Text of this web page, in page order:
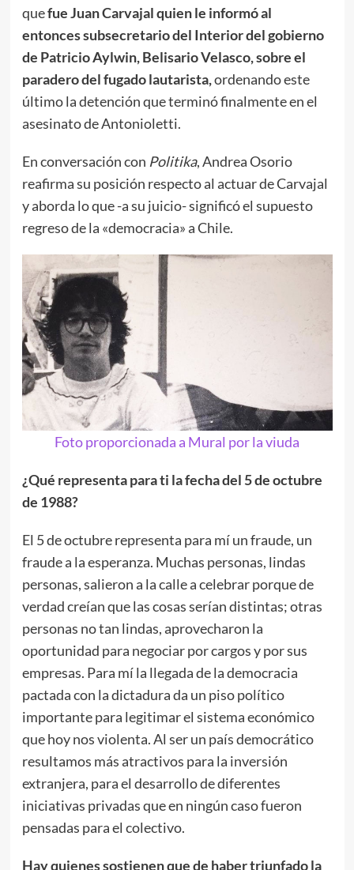
quefue Juan Carvajal quien le informó al
entonces subsecretario del Interior del gobierno
de Patricio Aylwin, Belisario Velasco, sobre el
paradero del fugado lautarista,ordenando este
último la detención que terminó finalmente en el
asesinato de Antonioletti.
En conversación con Politika, Andrea Osorio
reafirma su posición respecto al actuar de Carvajal
y aborda lo que -a su juicio- significó el supuesto
regreso de la «democracia» a Chile.
Foto proporcionada a Mural por la viuda
¿Qué representa para ti la fecha del 5 de octubre
de 1988?
El 5 de octubre representa para mí un fraude, un
fraude a la esperanza. Muchas personas, lindas
personas, salieron a la calle a celebrar porque de
verdad creían que las cosas serían distintas; otras
personas no tan lindas, aprovecharon la
oportunidad para negociar por cargos y por sus
empresas. Para mí la llegada de la democracia
pactada con la dictadura da un piso político
importante para legitimar el sistema económico
que hoy nos violenta. Al ser un país democrático
resultamos más atractivos para la inversión
extranjera, para el desarrollo de diferentes
iniciativas privadas que en ningún caso fueron
pensadas para el colectivo.
Hay quienes sostienen que de haber triunfado la